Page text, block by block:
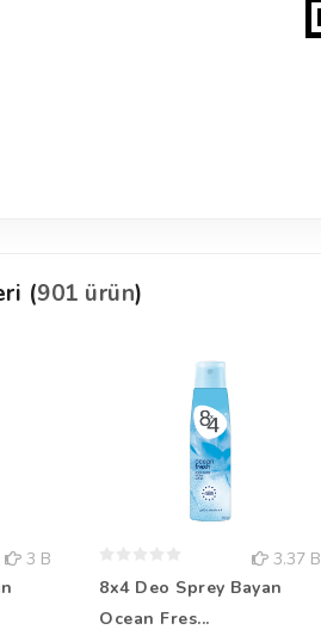
(901 ürün)
3 B
3.37 B
8x4 Deo Sprey Bayan
Ocean Fres...